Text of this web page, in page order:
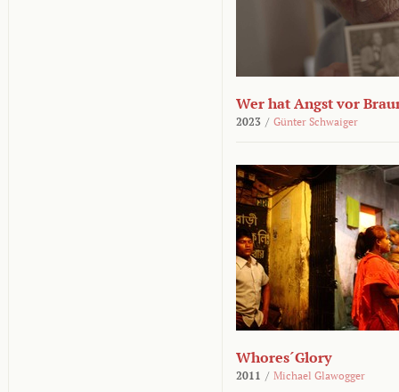
Wer hat Angst vor
2023 / Günter Schwaiger
Whores´Glory
2011 / Michael Glawogger